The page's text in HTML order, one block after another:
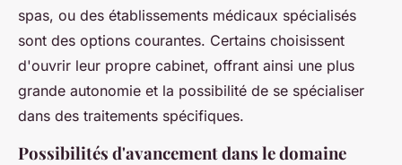
spas, ou des établissements médicaux spécialisés
sont des options courantes. Certains choisissent
d'ouvrir leur propre cabinet, offrant ainsi une plus
grande autonomie et la possibilité de se spécialiser
dans des traitements spécifiques.
Possibilités d'avancement dans le domaine